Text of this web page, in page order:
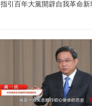
指引百年大黨開辟自我革命新